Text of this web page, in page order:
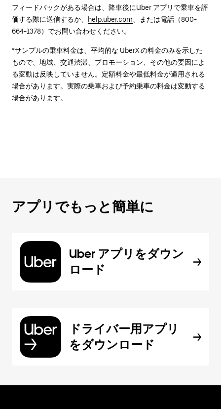
フィードバックがある場合は、降車後に⁠Uber アプリで乗車を評
価する際に送信するか、
help.uber.com 、または電話（800-
664-1378）でお問い合わせください。
*サンプルの乗車料金は、平均的な UberX の料金のみを示した
もので、地域、交通渋滞、プロモーション、その他の要因によ
る変動は反映していません。定額料金や最低料金が適用される
場合があります。実際の乗車および予約乗車の料金は変動する
場合があります。
アプリでもっと簡単に
Uber アプリをダウン
ロード
ドライバー用アプリ
をダウンロード